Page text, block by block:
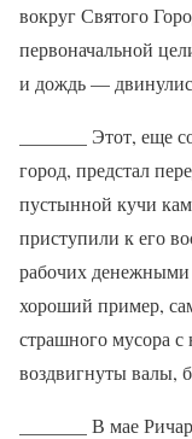
вокруг Святого
первоначальной
и дождь —
_______ Этот, еще
город, предстал
пустынной кучи
приступили к его
рабочих денежными
хороший пример,
страшного мусора
воздвигнуты валы,
_______ В мае